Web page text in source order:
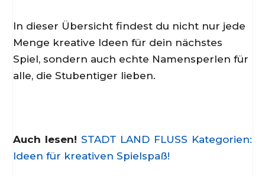
In dieser Übersicht findest du nicht nur jede
Menge kreative Ideen für dein nächstes
Spiel, sondern auch echte Namensperlen für
alle, die Stubentiger lieben.
Auch lesen! STADT LAND FLUSS Kategorien:
Ideen für kreativen Spielspaß!